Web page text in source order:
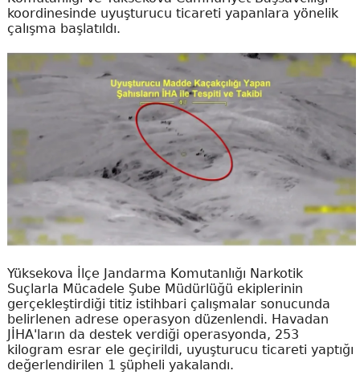
koordinesinde uyuşturucu ticareti yapanlara yönelik
çalışma başlatıldı.
Yüksekova İlçe Jandarma Komutanlığı Narkotik
Suçlarla Mücadele Şube Müdürlüğü ekiplerinin
gerçekleştirdiği titiz istihbari çalışmalar sonucunda
belirlenen adrese operasyon düzenlendi. Havadan
JİHA'ların da destek verdiği operasyonda, 253
kilogram esrar ele geçirildi, uyuşturucu ticareti yaptığı
değerlendirilen 1 şüpheli yakalandı.